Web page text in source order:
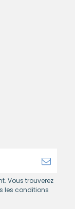
Vous trouverez
les conditions